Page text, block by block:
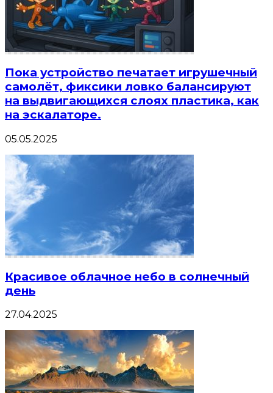
Пока устройство печатает игрушечный
самолёт, фиксики ловко балансируют
на выдвигающихся слоях пластика, как
на эскалаторе.
05.05.2025
Красивое облачное небо в солнечный
день
27.04.2025